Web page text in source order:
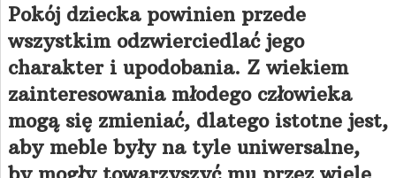
Pokój dziecka powinien przede
wszystkim odzwierciedlać jego
charakter i upodobania. Z wiekiem
zainteresowania młodego człowieka
mogą się zmieniać, dlatego istotne jest,
aby meble były na tyle uniwersalne,